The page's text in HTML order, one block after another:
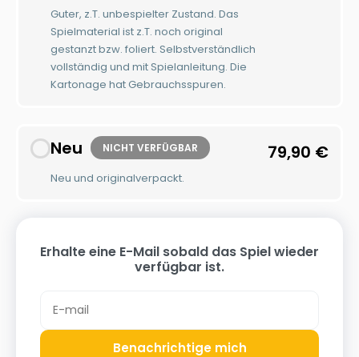
Guter, z.T. unbespielter Zustand. Das
Spielmaterial ist z.T. noch original
gestanzt bzw. foliert. Selbstverständlich
vollständig und mit Spielanleitung. Die
Kartonage hat Gebrauchsspuren.
Neu NICHT VERFÜGBAR
Neu und originalverpackt.
79,90 €
Erhalte eine E-Mail sobald das Spiel wieder
verfügbar ist.
Benachrichtige mich